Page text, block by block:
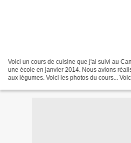
Voici un cours de cuisine que j'ai suivi au
une école en janvier 2014. Nous avions
aux légumes. Voici les photos du cours...